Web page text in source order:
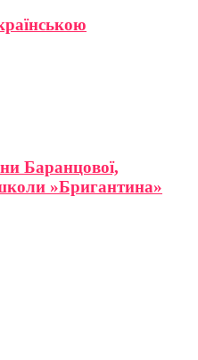
Баранцової,
»Бригантина»